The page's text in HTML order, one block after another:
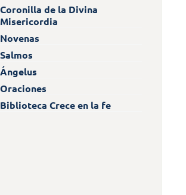
Coronilla de la Divina
Misericordia
Novenas
Salmos
Ángelus
Oraciones
Biblioteca Crece en la fe